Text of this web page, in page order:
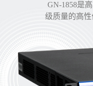
GN-1858是
级质量的高